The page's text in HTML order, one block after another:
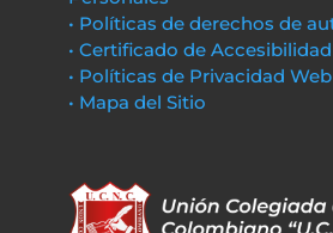
• Políticas de derechos de
• Certificado de Accesibilidad
• Políticas de Privacidad Web
• Mapa del Sitio